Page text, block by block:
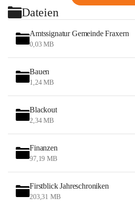
Dateien
Amtssignatur Gemeinde Fraxern
0,03 MB
Bauen
1,24 MB
Blackout
2,34 MB
Finanzen
97,19 MB
Firstblick Jahreschroniken
203,31 MB